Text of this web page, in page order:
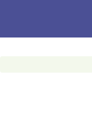
Inhalt